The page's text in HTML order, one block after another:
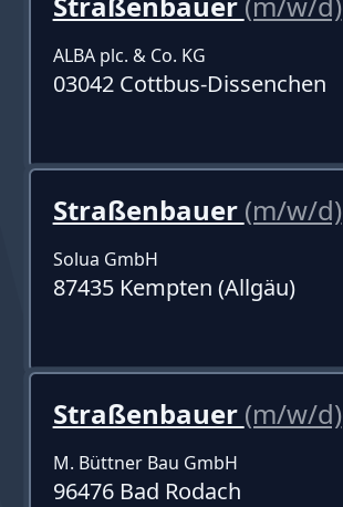
ALBA plc. & Co. KG
03042 Cottbus-Dissenchen
Straßenbauer (m/w/d)
Solua GmbH
87435 Kempten (Allgäu)
Straßenbauer (m/w/d)
M. Büttner Bau GmbH
96476 Bad Rodach